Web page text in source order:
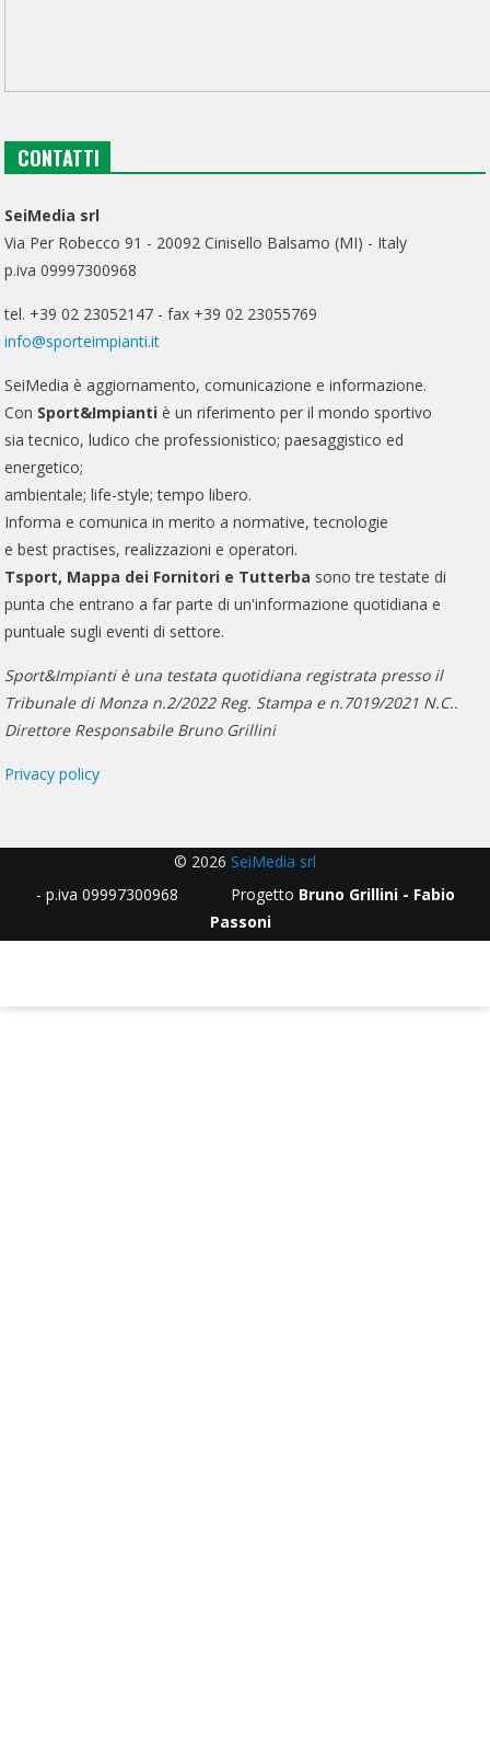
CONTATTI
SeiMedia srl
Via Per Robecco 91 - 20092 Cinisello Balsamo (MI) - Italy
p.iva 09997300968
tel. +39 02 23052147 - fax +39 02 23055769
info@sporteimpianti.it
SeiMedia è aggiornamento, comunicazione e informazione.
Con Sport&Impianti è un riferimento per il mondo sportivo
sia tecnico, ludico che professionistico; paesaggistico ed
energetico;
ambientale; life-style; tempo libero.
Informa e comunica in merito a normative, tecnologie
e best practises, realizzazioni e operatori.
Tsport, Mappa dei Fornitori e Tutterba sono tre testate di
punta che entrano a far parte di un'informazione quotidiana e
puntuale sugli eventi di settore.
Sport&Impianti è una testata quotidiana registrata presso il
Tribunale di Monza n.2/2022 Reg. Stampa e n.7019/2021 N.C..
Direttore Responsabile Bruno Grillini
Privacy policy
© 2026 SeiMedia srl
- p.iva 09997300968 Progetto Bruno Grillini - Fabio
Passoni